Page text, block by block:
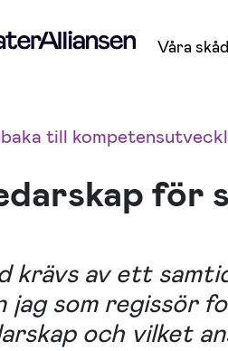
Våra
till
för
krävs av ett
jag som regissör
och vilket